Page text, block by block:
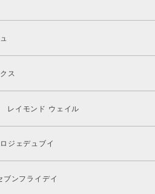
ス
レイモンド ウェイル
ロジェデュブイ
ブンフライデイ